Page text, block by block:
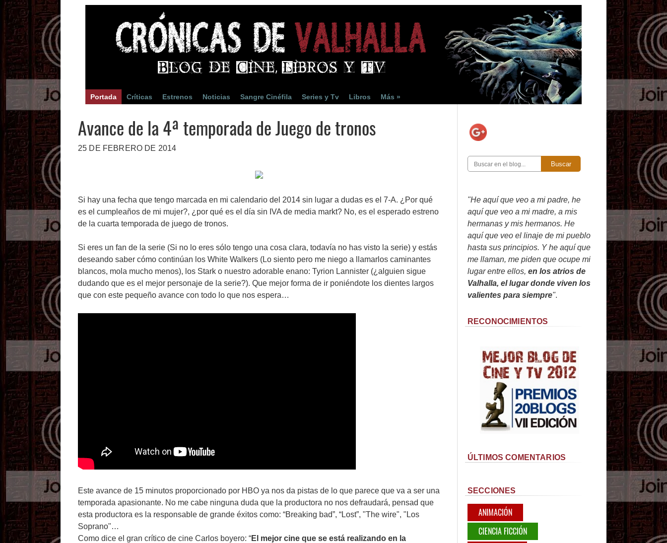
Portada Críticas Estrenos Noticias Sangre Cinéfila Series y Tv Libros Más »
Avance de la 4ª temporada de Juego de tronos
25 DE FEBRERO DE 2014
Si hay una fecha que tengo marcada en mi calendario del 2014 sin lugar a dudas es el 7-A. ¿Por qué
es el cumpleaños de mi mujer?, ¿por qué es el día sin IVA de media markt? No, es el esperado estreno
de la cuarta temporada de juego de tronos.
Si eres un fan de la serie (Si no lo eres sólo tengo una cosa clara, todavía no has visto la serie) y estás
deseando saber cómo continúan los White Walkers (Lo siento pero me niego a llamarlos caminantes
blancos, mola mucho menos), los Stark o nuestro adorable enano: Tyrion Lannister (¿alguien sigue
dudando que es el mejor personaje de la serie?). Que mejor forma de ir poniéndote los dientes largos
que con este pequeño avance con todo lo que nos espera…
Este avance de 15 minutos proporcionado por HBO ya nos da pistas de lo que parece que va a ser una
temporada apasionante. No me cabe ninguna duda que la productora no nos defraudará, pensad que
esta productora es la responsable de grande éxitos como: “Breaking bad”, “Lost”, "The wire", "Los
Soprano"…
Como dice el gran crítico de cine Carlos boyero: “El mejor cine que se está realizando en la
Buscar
"He aquí que veo a mi padre, he
aquí que veo a mi madre, a mis
hermanas y mis hermanos. He
aquí que veo el linaje de mi pueblo
hasta sus principios. Y he aquí que
me llaman, me piden que ocupe mi
lugar entre ellos, en los atrios de
Valhalla, el lugar donde viven los
valientes para siempre".
RECONOCIMIENTOS
ÚLTIMOS COMENTARIOS
SECCIONES
ANIMACIÓN
CIENCIA FICCIÓN